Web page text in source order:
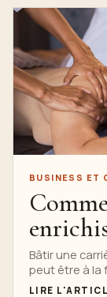
BUSINESS ET
Bâtir une
peut être à la
enrichissant.
LIRE